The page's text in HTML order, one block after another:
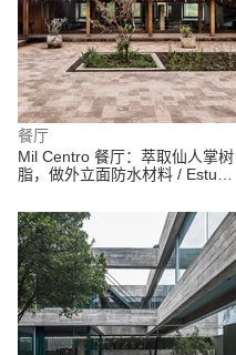
餐厅
Mil Centro 餐厅：萃取仙人掌树
脂，做外立面防水材料 / Estudio